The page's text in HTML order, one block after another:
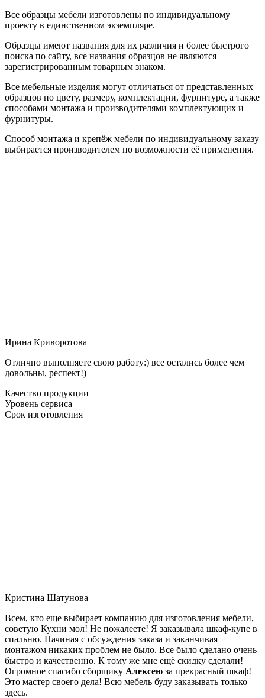
Все образцы мебели изготовлены по индивидуальному
проекту в единственном экземпляре.
Образцы имеют названия для их различия и более быстрого
поиска по сайту, все названия образцов не являются
зарегистрированным товарным знаком.
Все мебельные изделия могут отличаться от представленных
образцов по цвету, размеру, комплектации, фурнитуре, а также
способами монтажа и производителями комплектующих и
фурнитуры.
Способ монтажа и крепёж мебели по индивидуальному заказу
выбирается производителем по возможности её применения.
Ирина Криворотова
Отлично выполняете свою работу:) все остались более чем
довольны, респект!)
Качество продукции
Уровень сервиса
Срок изготовления
Кристина Шатунова
Всем, кто еще выбирает компанию для изготовления мебели,
советую Кухни мол! Не пожалеете! Я заказывала шкаф-купе в
спальню. Начиная с обсуждения заказа и заканчивая
монтажом никаких проблем не было. Все было сделано очень
быстро и качественно. К тому же мне ещё скидку сделали!
Огромное спасибо сборщику Алексею за прекрасный шкаф!
Это мастер своего дела! Всю мебель буду заказывать только
здесь.